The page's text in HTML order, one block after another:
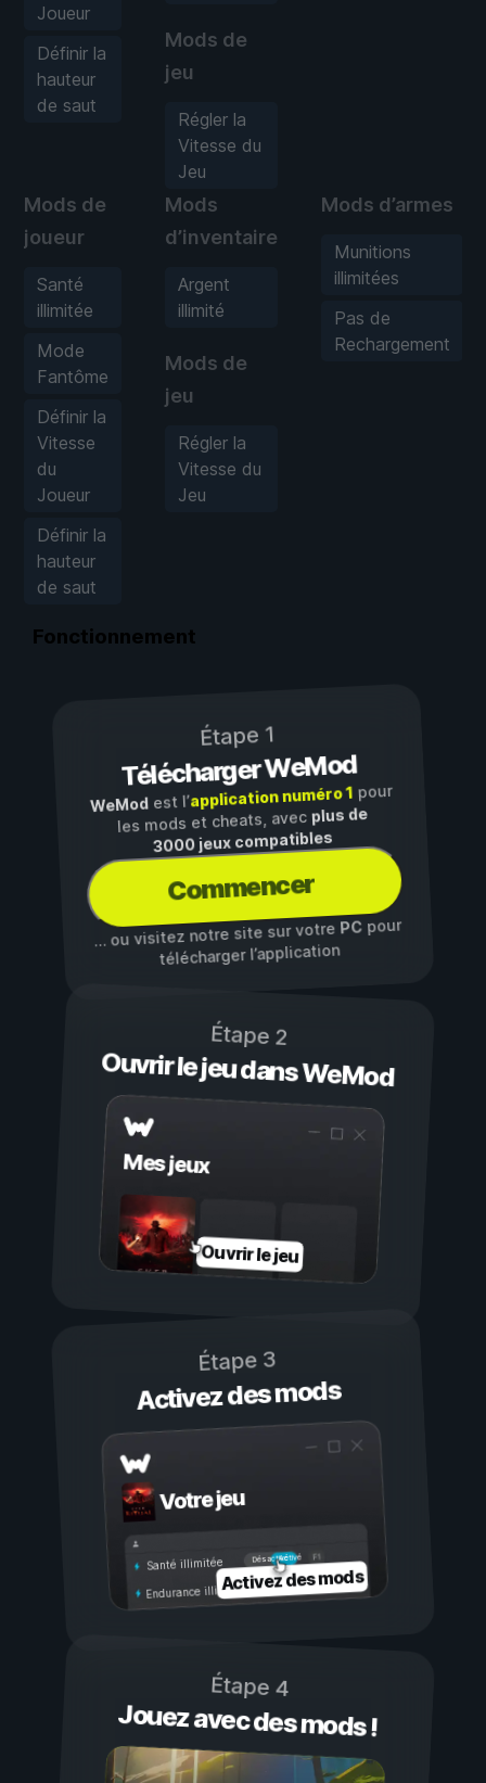
Joueur
Définir la
hauteur
de saut
Mods de
jeu
Régler la
Vitesse du
Jeu
Mods de
joueur
Santé
illimitée
Mode
Fantôme
Définir la
Vitesse
du
Joueur
Définir la
hauteur
de saut
Mods
d’inventaire
Argent
illimité
Mods de
jeu
Régler la
Vitesse du
Jeu
Mods d’armes
Munitions
illimitées
Pas de
Rechargement
Fonctionnement
Étape 1
Télécharger WeMod
WeModest l’application numéro 1pour
les mods et cheats, avec plus de
3000 jeux compatibles
Commencer
… ou visitez notre site sur votre PCpour
télécharger l’application
Étape 2
Ouvrir le jeu dans WeMod
Mes jeux
Ouvrir le jeu
Étape 3
Activez des mods
Votre jeu
Activé
Désactivé
Santé illimitée
Endurance illimitéeActivez des mods
Étape 4
Jouez avec des mods !